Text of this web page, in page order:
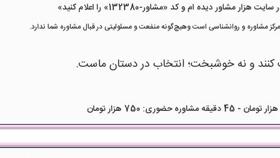
دیده ام و کد «مشاور-132380» را اعلام کنید»
مشاوره و روانشناسی است وهیچ‌گونه منفعت و مسئولیتی در قبال مشاوره شما ندارد.
کنند و نه خوشبخت؛ انتخاب در دستان ماست.